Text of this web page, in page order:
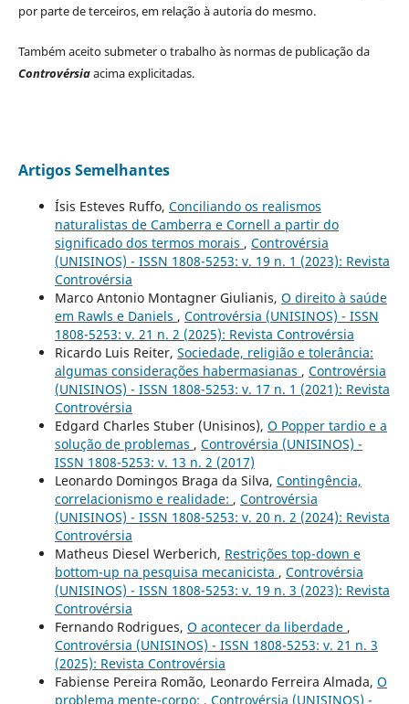
por parte de terceiros, em relação à autoria do mesmo.
Também aceito submeter o trabalho às normas de publicação da
Controvérsiaacima explicitadas.
Artigos Semelhantes
Ísis Esteves Ruffo, Conciliando os realismos
naturalistas de Camberra e Cornell a partir do
significado dos termos morais , Controvérsia
(UNISINOS) - ISSN 1808-5253: v. 19 n. 1 (2023): Revista
Controvérsia
Marco Antonio Montagner Giulianis, O direito à saúde
em Rawls e Daniels , Controvérsia (UNISINOS) - ISSN
1808-5253: v. 21 n. 2 (2025): Revista Controvérsia
Ricardo Luis Reiter, Sociedade, religião e tolerância:
algumas considerações habermasianas , Controvérsia
(UNISINOS) - ISSN 1808-5253: v. 17 n. 1 (2021): Revista
Controvérsia
Edgard Charles Stuber (Unisinos), O Popper tardio e a
solução de problemas , Controvérsia (UNISINOS) -
ISSN 1808-5253: v. 13 n. 2 (2017)
Leonardo Domingos Braga da Silva, Contingência,
correlacionismo e realidade: , Controvérsia
(UNISINOS) - ISSN 1808-5253: v. 20 n. 2 (2024): Revista
Controvérsia
Matheus Diesel Werberich, Restrições top-down e
bottom-up na pesquisa mecanicista , Controvérsia
(UNISINOS) - ISSN 1808-5253: v. 19 n. 3 (2023): Revista
Controvérsia
Fernando Rodrigues, O acontecer da liberdade ,
Controvérsia (UNISINOS) - ISSN 1808-5253: v. 21 n. 3
(2025): Revista Controvérsia
Fabiense Pereira Romão, Leonardo Ferreira Almada, O
problema mente-corpo: , Controvérsia (UNISINOS) -